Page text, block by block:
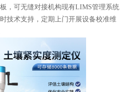
，可无缝对接机构现有LIMS管理系统
技术支持，定期上门开展设备校准维